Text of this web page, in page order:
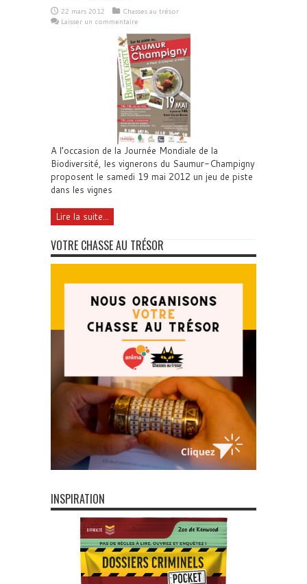
22 mars 2012
Chasses au trésor
Laisser un commentaire
A l’occasion de la Journée Mondiale de la
Biodiversité, les vignerons du Saumur-Champigny
proposent le samedi 19 mai 2012 un jeu de piste
dans les vignes
Lire la suite...
VOTRE CHASSE AU TRÉSOR
INSPIRATION